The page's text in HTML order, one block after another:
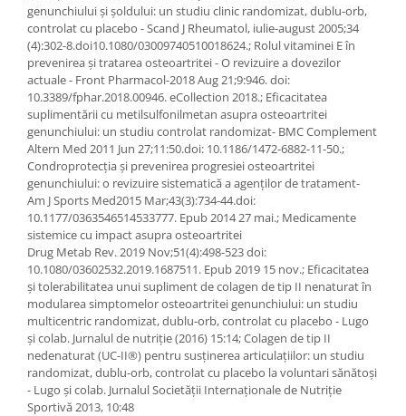
genunchiului și șoldului: un studiu clinic randomizat, dublu-orb,
controlat cu placebo - Scand J Rheumatol, iulie-august 2005;34
(4):302-8.doi10.1080/03009740510018624.; Rolul vitaminei E în
prevenirea și tratarea osteoartritei - O revizuire a dovezilor
actuale - Front Pharmacol-2018 Aug 21;9:946. doi:
10.3389/fphar.2018.00946. eCollection 2018.; Eficacitatea
suplimentării cu metilsulfonilmetan asupra osteoartritei
genunchiului: un studiu controlat randomizat- BMC Complement
Altern Med 2011 Jun 27;11:50.doi: 10.1186/1472-6882-11-50.;
Condroprotecția și prevenirea progresiei osteoartritei
genunchiului: o revizuire sistematică a agenților de tratament-
Am J Sports Med2015 Mar;43(3):734-44.doi:
10.1177/0363546514533777. Epub 2014 27 mai.; Medicamente
sistemice cu impact asupra osteoartritei
Drug Metab Rev. 2019 Nov;51(4):498-523 doi:
10.1080/03602532.2019.1687511. Epub 2019 15 nov.; Eficacitatea
și tolerabilitatea unui supliment de colagen de tip II nenaturat în
modularea simptomelor osteoartritei genunchiului: un studiu
multicentric randomizat, dublu-orb, controlat cu placebo - Lugo
și colab. Jurnalul de nutriție (2016) 15:14; Colagen de tip II
nedenaturat (UC-II®) pentru susținerea articulațiilor: un studiu
randomizat, dublu-orb, controlat cu placebo la voluntari sănătoși
- Lugo și colab. Jurnalul Societății Internaționale de Nutriție
Sportivă 2013, 10:48